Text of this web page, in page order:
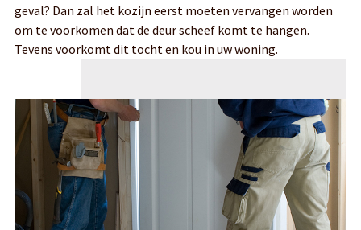
geval? Dan zal het kozijn eerst moeten vervangen worden
om te voorkomen dat de deur scheef komt te hangen.
Tevens voorkomt dit tocht en kou in uw woning.